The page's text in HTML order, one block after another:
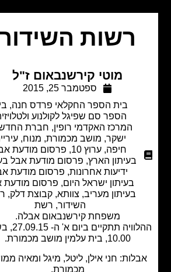
רשות השידור
מוטי קירשנבאום ז"ל
ספטמבר 25, 2015
בית הספר החקלאי פרדס חנה,בית
הספר סם שפיגל לקולנוע ולטלויזיה,
המרכז האקדמי רופין,חברת החדשות,
מושב מכמורת,מנוח,עיריית
חיפה
ערוץ 10 ,פרסום מודעת אבל
בעיתון הארץ,פרסום מודעת אבל בעיתון
ידיעות אחרונות,פרסום מודעת אבל
בעיתון ישראל היום,פרסום מודעת אבל
בעיתון מעריב, צוותא,קבוצת דלק,רשות
,רשת
משפחת קירשנבאום אבלה.
ההלוויה תתקיים ביום א' ה- 27.09.15, בשעה
חני אילן, ליטל, מיגל ומאיה ממושב
מכמורת.